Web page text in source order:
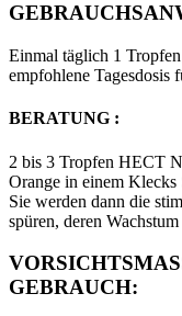
Einmal täglich 1
empfohlene Tagesdosis
BERATUNG :
2 bis 3 Tropfen HECT
Orange in einem Klecks
Sie werden dann die
spüren, deren
GEBRAUCH: